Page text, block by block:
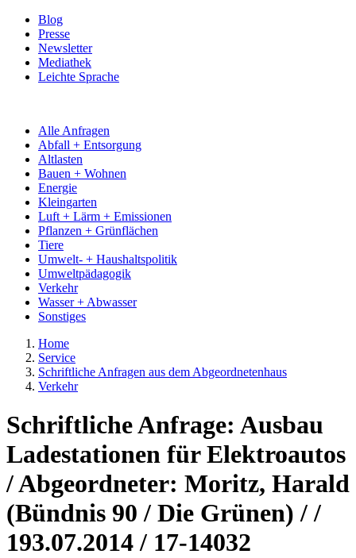
Blog
Presse
Newsletter
Mediathek
Leichte Sprache
Alle Anfragen
Abfall + Entsorgung
Altlasten
Bauen + Wohnen
Energie
Kleingarten
Luft + Lärm + Emissionen
Pflanzen + Grünflächen
Tiere
Umwelt- + Haushaltspolitik
Umweltpädagogik
Verkehr
Wasser + Abwasser
Sonstiges
Home
Service
Schriftliche Anfragen aus dem Abgeordnetenhaus
Verkehr
Schriftliche Anfrage: Ausbau
Ladestationen für Elektroautos
/ Abgeordneter: Moritz, Harald
(Bündnis 90 / Die Grünen) / /
193.07.2014 / 17-14032